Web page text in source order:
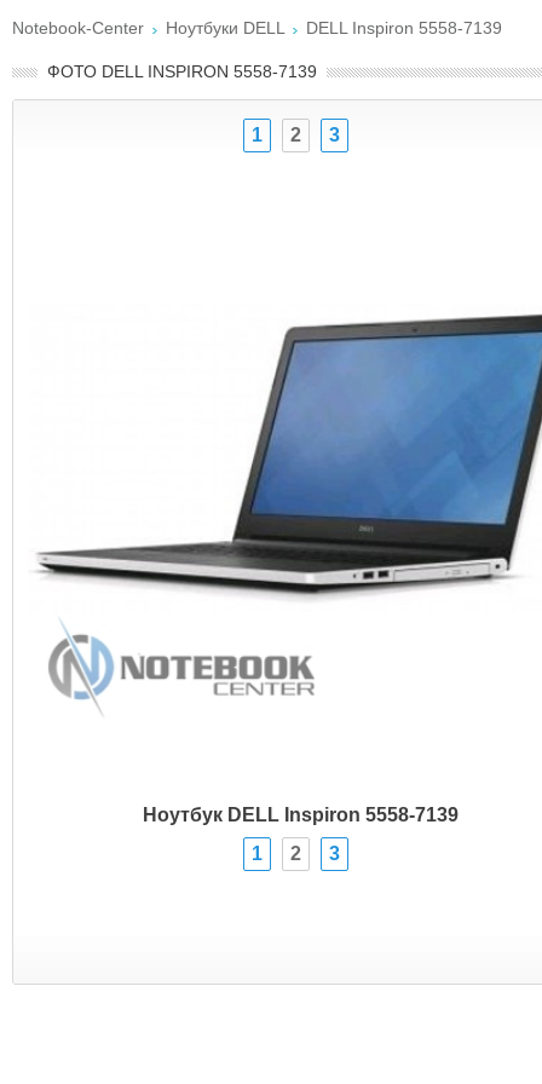
Notebook-Center Ноутбуки DELL DELL Inspiron 5558-7139
ФОТО DELL INSPIRON 5558-7139
1 2 3
Ноутбук DELL Inspiron 5558-7139
1
2 3